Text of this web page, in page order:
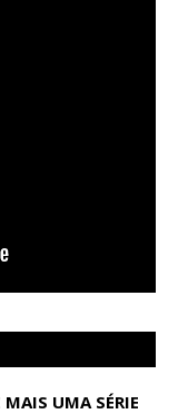
UMA SÉRIE